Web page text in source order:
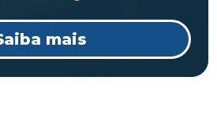
mais